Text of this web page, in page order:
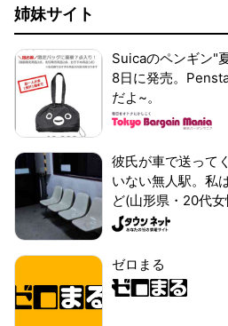
姉妹サイト
Suicaのペンギン"
8日に発売。
だよ~。
彼氏が車で送って
いない無人駅。私
ど(山形県・20代
ゼロまる